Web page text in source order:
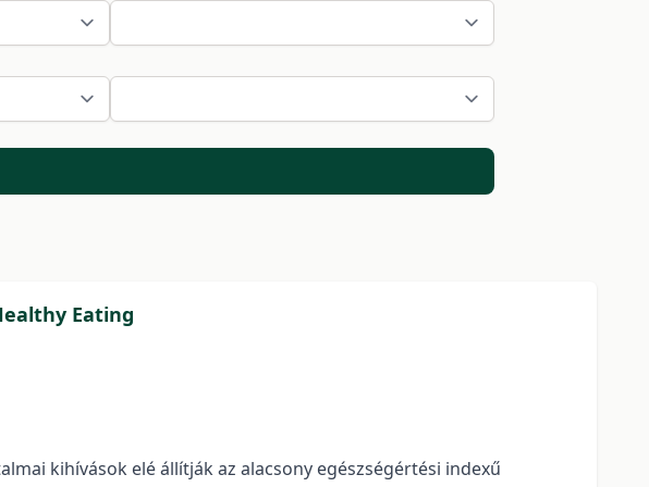
Eating
kihívások elé állítják az alacsony egészségértési indexű